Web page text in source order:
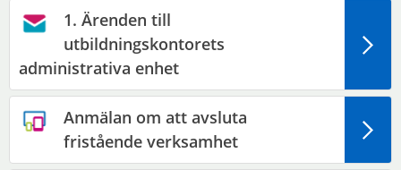
1. Ärenden till
utbildningskontorets
administrativa enhet
Anmälan om att avsluta
fristående verksamhet